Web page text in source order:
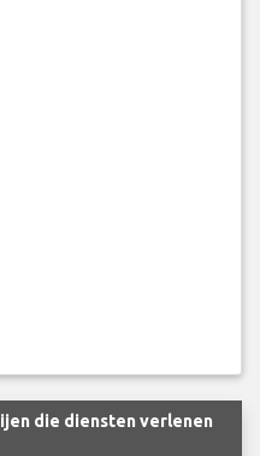
die diensten verlenen